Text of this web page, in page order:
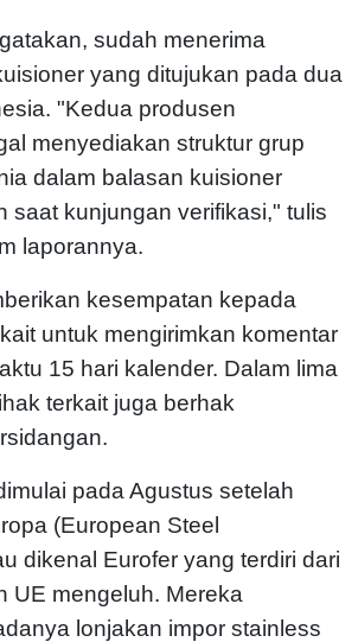
sudah menerima
yang ditujukan pada dua
"Kedua produsen
menyediakan struktur grup
dalam balasan kuisioner
saat kunjungan verifikasi," tulis
laporannya.
kesempatan kepada
untuk mengirimkan komentar
15 hari kalender. Dalam lima
terkait juga berhak
pada Agustus setelah
(European Steel
dikenal Eurofer yang terdiri dari
UE mengeluh. Mereka
lonjakan impor stainless